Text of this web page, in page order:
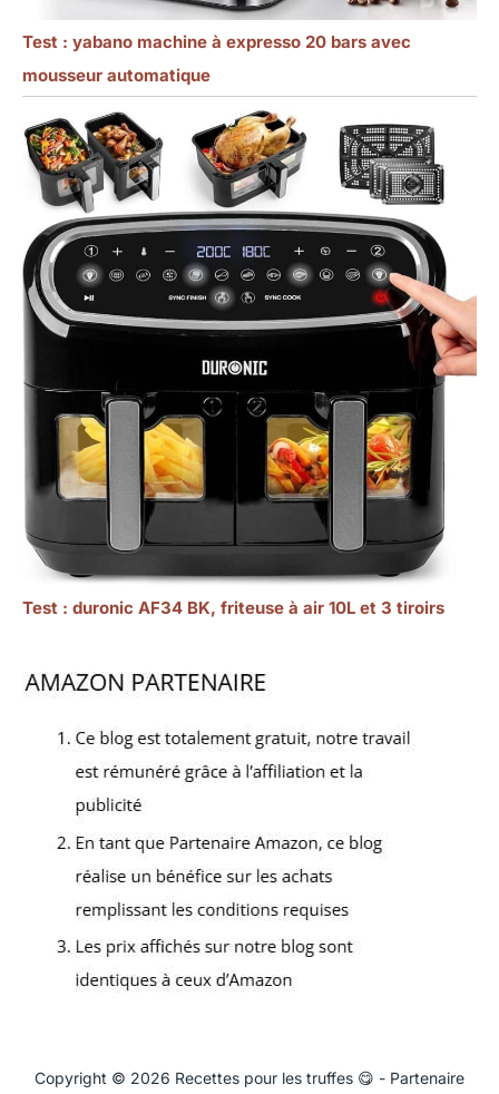
Test : yabano machine à expresso 20 bars avec
mousseur automatique
Test : duronic AF34 BK, friteuse à air 10L et 3 tiroirs
Copyright © 2026 Recettes pour les truffes 😋 - Partenaire